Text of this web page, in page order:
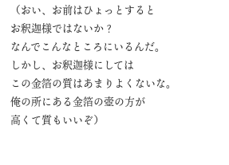
（おい、お前はひょっとすると
お釈迦様ではないか？
なんでこんなところにいるんだ。
しかし、お釈迦様にしては
この金箔の質はあまりよくないな。
俺の所にある金箔の壺の方が
高くて質もいいぞ）